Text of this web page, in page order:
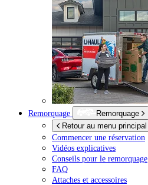
Remorquage
Remorquage
Retour au menu principal
Commencer une réservation
Vidéos explicatives
Conseils pour le remorquage
FAQ
Attaches et accessoires